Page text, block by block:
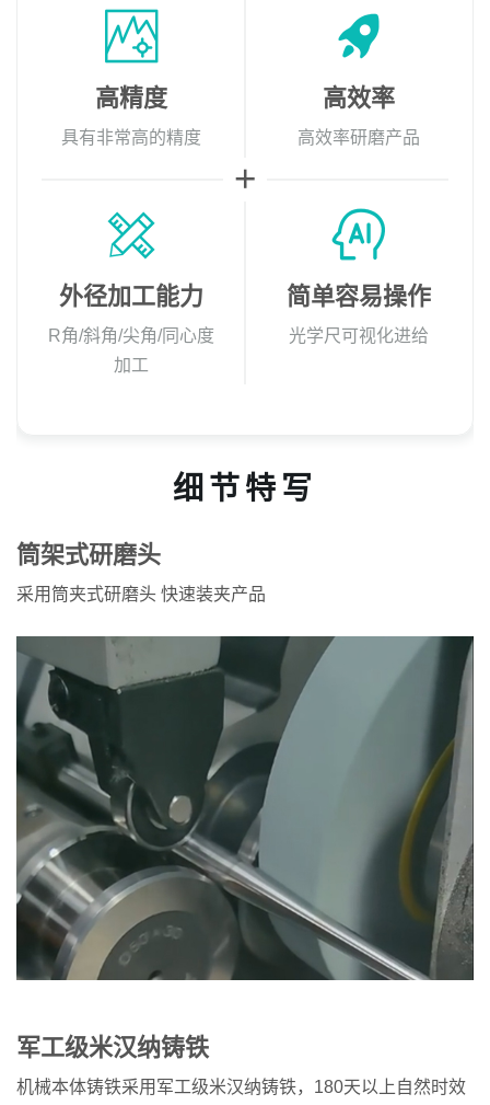
高精度
具有非常高的精度
高效率
高效率研磨产品
外径加工能力
R角/斜角/尖角/同心度
加工
简单容易操作
光学尺可视化进给
细节特写
筒架式研磨头
采用筒夹式研磨头 快速装夹产品
军工级米汉纳铸铁
机械本体铸铁采用军工级米汉纳铸铁，180天以上自然时效